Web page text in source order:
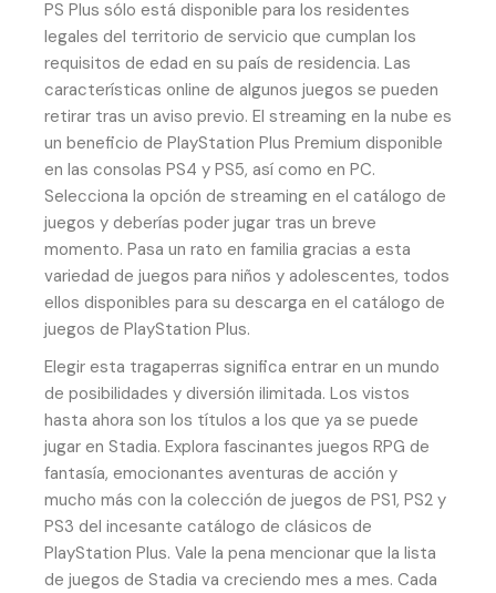
PS Plus sólo está disponible para los residentes
legales del territorio de servicio que cumplan los
requisitos de edad en su país de residencia. Las
características online de algunos juegos se pueden
retirar tras un aviso previo. El streaming en la nube es
un beneficio de PlayStation Plus Premium disponible
en las consolas PS4 y PS5, así como en PC.
Selecciona la opción de streaming en el catálogo de
juegos y deberías poder jugar tras un breve
momento. Pasa un rato en familia gracias a esta
variedad de juegos para niños y adolescentes, todos
ellos disponibles para su descarga en el catálogo de
juegos de PlayStation Plus.
Elegir esta tragaperras significa entrar en un mundo
de posibilidades y diversión ilimitada. Los vistos
hasta ahora son los títulos a los que ya se puede
jugar en Stadia. Explora fascinantes juegos RPG de
fantasía, emocionantes aventuras de acción y
mucho más con la colección de juegos de PS1, PS2 y
PS3 del incesante catálogo de clásicos de
PlayStation Plus. Vale la pena mencionar que la lista
de juegos de Stadia va creciendo mes a mes. Cada